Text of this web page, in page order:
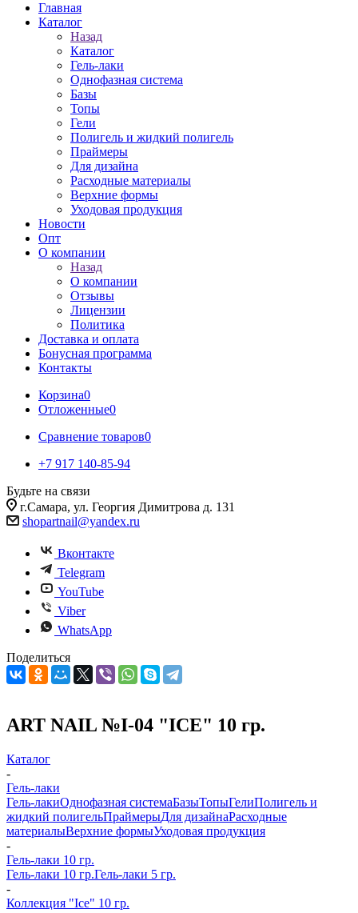
Главная
Каталог
Назад
Каталог
Гель-лаки
Однофазная система
Базы
Топы
Гели
Полигель и жидкий полигель
Праймеры
Для дизайна
Расходные материалы
Верхние формы
Уходовая продукция
Новости
Опт
О компании
Назад
О компании
Отзывы
Лицензии
Политика
Доставка и оплата
Бонусная программа
Контакты
Корзина0
Отложенные0
Сравнение товаров0
+7 917 140-85-94
Будьте на связи
г.Самара, ул. Георгия Димитрова д. 131
shopartnail@yandex.ru
Вконтакте
Telegram
YouTube
Viber
WhatsApp
Поделиться
ART NAIL №I-04 "ICE" 10 гр.
Каталог
-
Гель-лаки
Гель-лакиОднофазная системаБазыТопыГелиПолигель и
жидкий полигельПраймерыДля дизайнаРасходные
материалыВерхние формыУходовая продукция
-
Гель-лаки 10 гр.
Гель-лаки 10 гр.Гель-лаки 5 гр.
-
Коллекция "Ice" 10 гр.